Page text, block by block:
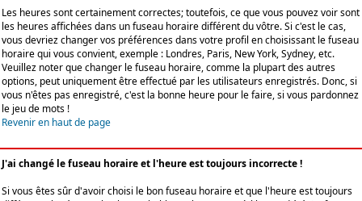
Les heures sont certainement correctes; toutefois, ce que vous pouvez voir sont
les heures affichées dans un fuseau horaire différent du vôtre. Si c'est le cas,
vous devriez changer vos préférences dans votre profil en choisissant le fuseau
horaire qui vous convient, exemple : Londres, Paris, New York, Sydney, etc.
Veuillez noter que changer le fuseau horaire, comme la plupart des autres
options, peut uniquement être effectué par les utilisateurs enregistrés. Donc, si
vous n'êtes pas enregistré, c'est la bonne heure pour le faire, si vous pardonnez
le jeu de mots !
Revenir en haut de page
J'ai changé le fuseau horaire et l'heure est toujours incorrecte !
Si vous êtes sûr d'avoir choisi le bon fuseau horaire et que l'heure est toujours